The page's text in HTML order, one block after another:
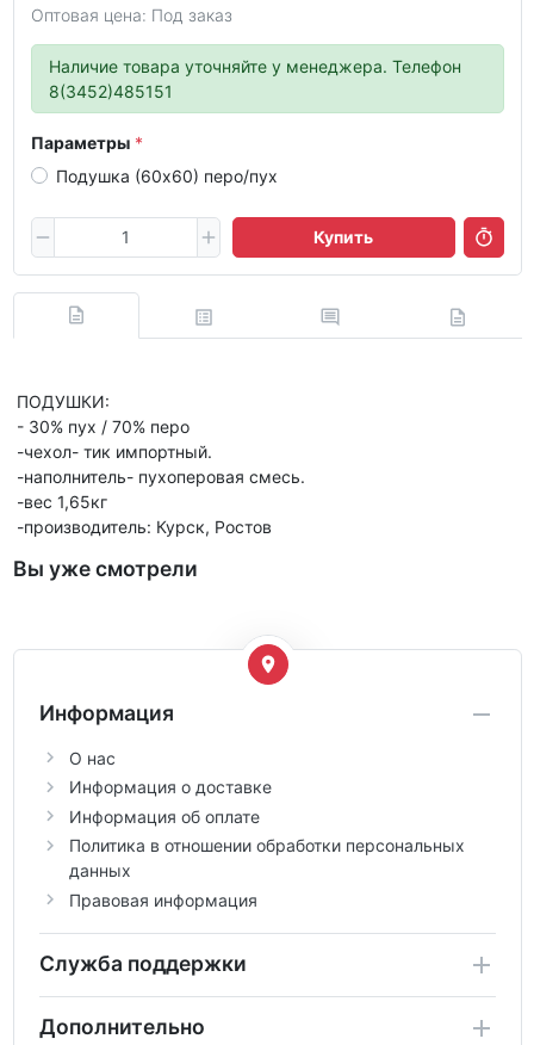
Оптовая цена: Под заказ
Наличие товара уточняйте у менеджера. Телефон
8(3452)485151
Параметры
Подушка (60х60) перо/пух
Купить
ПОДУШКИ:
- 30% пух / 70% перо
-чехол- тик импортный.
-наполнитель- пухоперовая смесь.
-вес 1,65кг
-производитель: Курск, Ростов
Вы уже смотрели
Информация
О нас
Информация о доставке
Информация об оплате
Политика в отношении обработки персональных
данных
Правовая информация
Служба поддержки
Дополнительно